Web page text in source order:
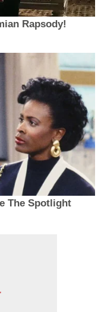
Rapsody!
The Spotlight